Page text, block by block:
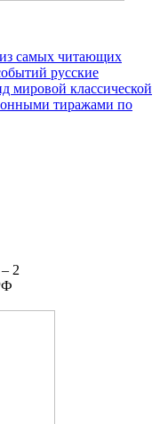
самых читающих
русские
мировой классической
тиражами по
2